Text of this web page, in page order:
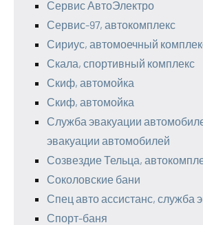
Сервис АвтоЭлектро
Сервис-97, автокомплекс
Сириус, автомоечный
Скала, спортивный комплекс
Скиф, автомойка
Скиф, автомойка
Служба эвакуации
эвакуации автомобилей
Созвездие Тельца,
Соколовские бани
Спец авто ассистанс, служба
Спорт-баня